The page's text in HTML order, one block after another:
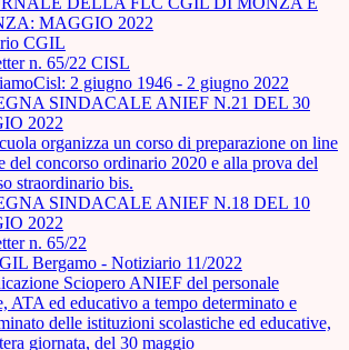
MAGGIO 2022
CGIL
n. 65/22 CISL
2 giugno 1946 - 2 giugno 2022
SINDACALE ANIEF N.21 DEL 30
2022
organizza un corso di preparazione on line
del concorso ordinario 2020 e alla prova del
straordinario bis.
SINDACALE ANIEF N.18 DEL 10
2022
n. 65/22
Bergamo - Notiziario 11/2022
Sciopero ANIEF del personale
ATA ed educativo a tempo determinato e
delle istituzioni scolastiche ed educative,
giornata, del 30 maggio